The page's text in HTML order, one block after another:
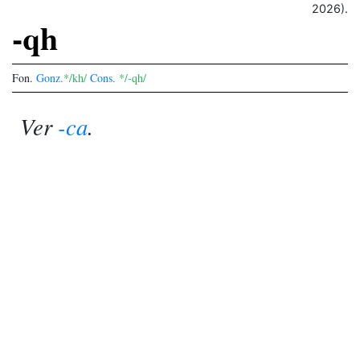
2026).
-qh
Fon. Gonz.*/kh/ Cons. */-qh/
Ver-ca.